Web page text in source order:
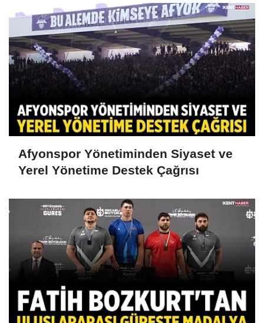
Afyonspor Yönetiminden Siyaset ve
Yerel Yönetime Destek Çağrısı